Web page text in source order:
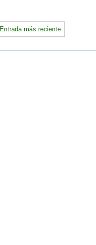
Entrada más reciente